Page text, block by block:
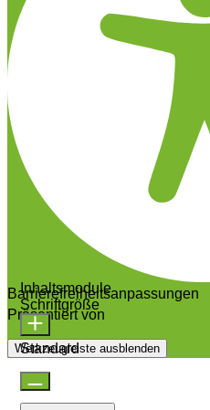
Barrierefreiheitsanpassungen
Präsentiert von
Werkzeugleiste ausblenden
Inhaltsmodule
Schriftgröße
Standard